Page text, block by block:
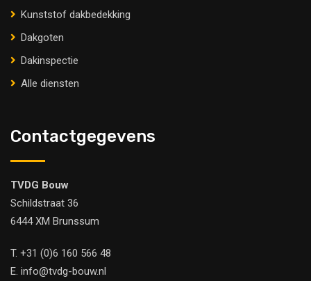
Kunststof dakbedekking
Dakgoten
Dakinspectie
Alle diensten
Contactgegevens
TVDG Bouw
Schildstraat 36
6444 XM Brunssum
T. +31 (0)6 160 566 48
E. info@tvdg-bouw.nl